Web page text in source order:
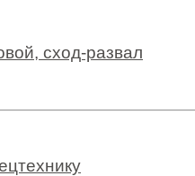
сход-развал